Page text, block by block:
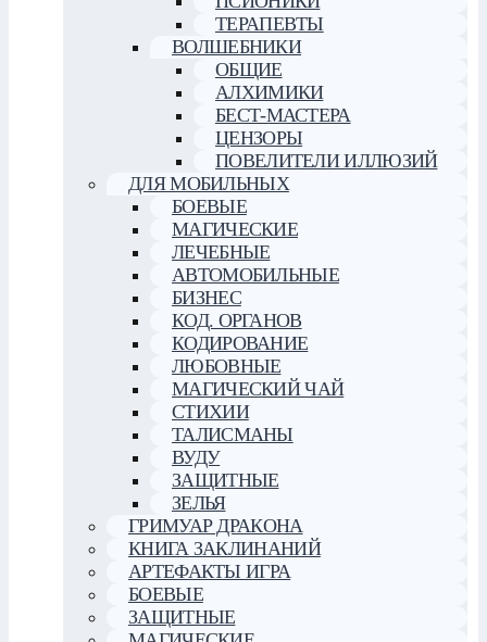
ТЕРАПЕВТЫ
ВОЛШЕБНИКИ
ОБЩИЕ
АЛХИМИКИ
БЕСТ-МАСТЕРА
ЦЕНЗОРЫ
ПОВЕЛИТЕЛИ ИЛЛЮЗИЙ
ДЛЯ МОБИЛЬНЫХ
БОЕВЫЕ
МАГИЧЕСКИЕ
ЛЕЧЕБНЫЕ
АВТОМОБИЛЬНЫЕ
БИЗНЕС
КОД. ОРГАНОВ
КОДИРОВАНИЕ
ЛЮБОВНЫЕ
МАГИЧЕСКИЙ ЧАЙ
СТИХИИ
ТАЛИСМАНЫ
ВУДУ
ЗАЩИТНЫЕ
ЗЕЛЬЯ
ГРИМУАР ДРАКОНА
КНИГА ЗАКЛИНАНИЙ
АРТЕФАКТЫ ИГРА
БОЕВЫЕ
ЗАЩИТНЫЕ